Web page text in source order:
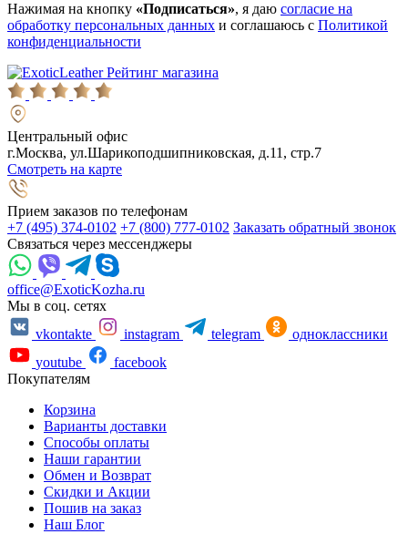
Нажимая на кнопку «Подписаться», я даю согласие на
обработку персональных данных и соглашаюсь с Политикой
конфиденциальности
Рейтинг магазина
Центральный офис
г.Москва, ул.Шарикоподшипниковская, д.11, стр.7
Смотреть на карте
Прием заказов по телефонам
+7 (495) 374-0102 +7 (800) 777-0102 Заказать обратный звонок
Связаться через мессенджеры
office@ExoticKozha.ru
Мы в соц. сетях
vkontakte
instagram telegram
одноклассники
youtube
facebook
Покупателям
Корзина
Варианты доставки
Способы оплаты
Наши гарантии
Обмен и Возврат
Скидки и Акции
Пошив на заказ
Наш Блог